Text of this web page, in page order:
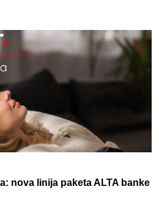
nova linija paketa ALTA banke